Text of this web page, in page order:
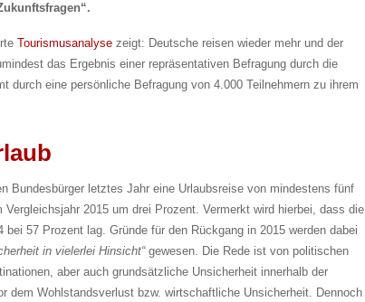
Tourismusanalyse zeigt: Deutsche reisen wieder mehr und der
das Ergebnis einer repräsentativen Befragung durch die
durch eine persönliche Befragung von 4.000 Teilnehmern zu ihrem
Bundesbürger letztes Jahr eine Urlaubsreise von mindestens fünf
2015 um drei Prozent. Vermerkt wird hierbei, dass die
57 Prozent lag. Gründe für den Rückgang in 2015 werden dabei
in vielerlei Hinsicht“gewesen. Die Rede ist von politischen
aber auch grundsätzliche Unsicherheit innerhalb der
dem Wohlstandsverlust bzw. wirtschaftliche Unsicherheit. Dennoch